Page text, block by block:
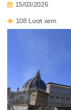
15/03/2026
108 Lượt xem